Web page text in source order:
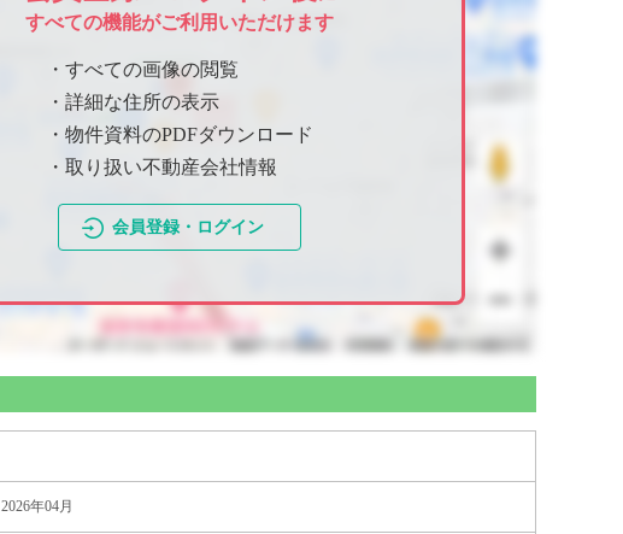
すべての機能がご利用いただけます
・すべての画像の閲覧
・詳細な住所の表示
・物件資料のPDFダウンロード
・取り扱い不動産会社情報
会員登録・ログイン
2026年04月